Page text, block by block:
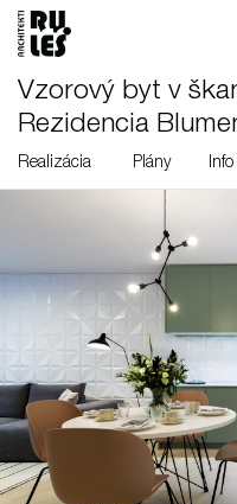
Vzorový byt v
Rezidencia
Realizácia Plány Info